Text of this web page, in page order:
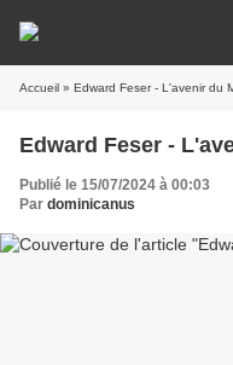
Accueil » Edward Feser - L'avenir du
Edward Feser -
Publié le 15/07/2024 à 00:03
Par dominicanus